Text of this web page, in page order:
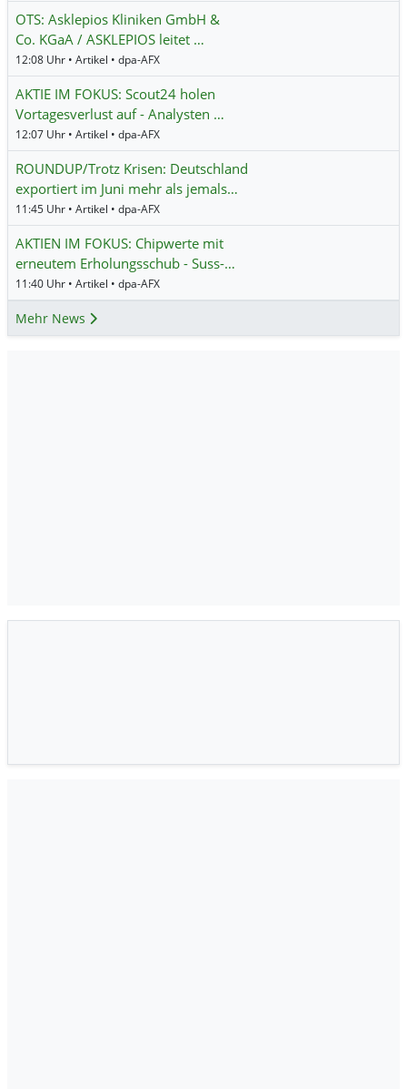
OTS: Asklepios Kliniken GmbH &
Co. KGaA / ASKLEPIOS leitet …
12:08 Uhr • Artikel • dpa-AFX
AKTIE IM FOKUS: Scout24 holen
Vortagesverlust auf - Analysten …
12:07 Uhr • Artikel • dpa-AFX
ROUNDUP/Trotz Krisen: Deutschland
exportiert im Juni mehr als jemals…
11:45 Uhr • Artikel • dpa-AFX
AKTIEN IM FOKUS: Chipwerte mit
erneutem Erholungsschub - Suss-…
11:40 Uhr • Artikel • dpa-AFX
Mehr News